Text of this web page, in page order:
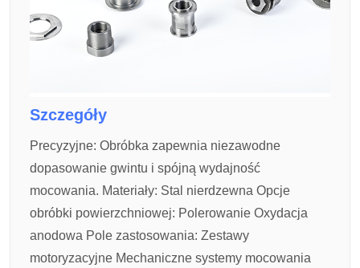
Szczegóły
Precyzyjne: Obróbka zapewnia niezawodne
dopasowanie gwintu i spójną wydajność
mocowania. Materiały: Stal nierdzewna Opcje
obróbki powierzchniowej: Polerowanie Oxydacja
anodowa Pole zastosowania: Zestawy
motoryzacyjne Mechaniczne systemy mocowania